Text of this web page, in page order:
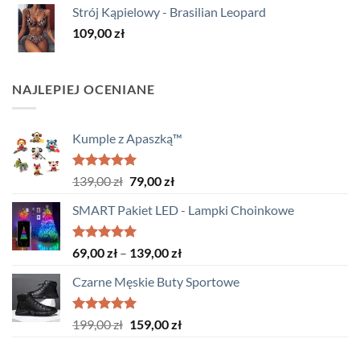
wynosiła:wynosi:
Strój Kąpielowy - Brasilian Leopard
109,00zł
NAJLEPIEJ OCENIANE
Kumple z Apaszką™
Oceniono
na 5
139,00zł Pierwotna
wynosiła:
139,00 zł.
79,00złAktualna
wynosi:
SMART Pakiet LED - Lampki Choinkowe
Oceniono
5.00
69,00zł – 139,00złZakres
od
do
Czarne Męskie Buty Sportowe
Oceniono
na 5
199,00zł Pierwotna
159,00złAktualna